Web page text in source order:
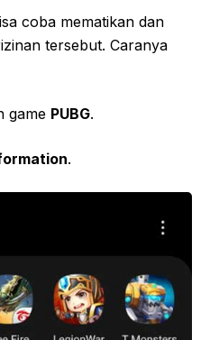
coba mematikan dan
tersebut. Caranya
game PUBG.
.